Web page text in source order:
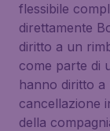
flessibile
direttamente
diritto a un
come parte di
hanno diritto
cancellazione
della